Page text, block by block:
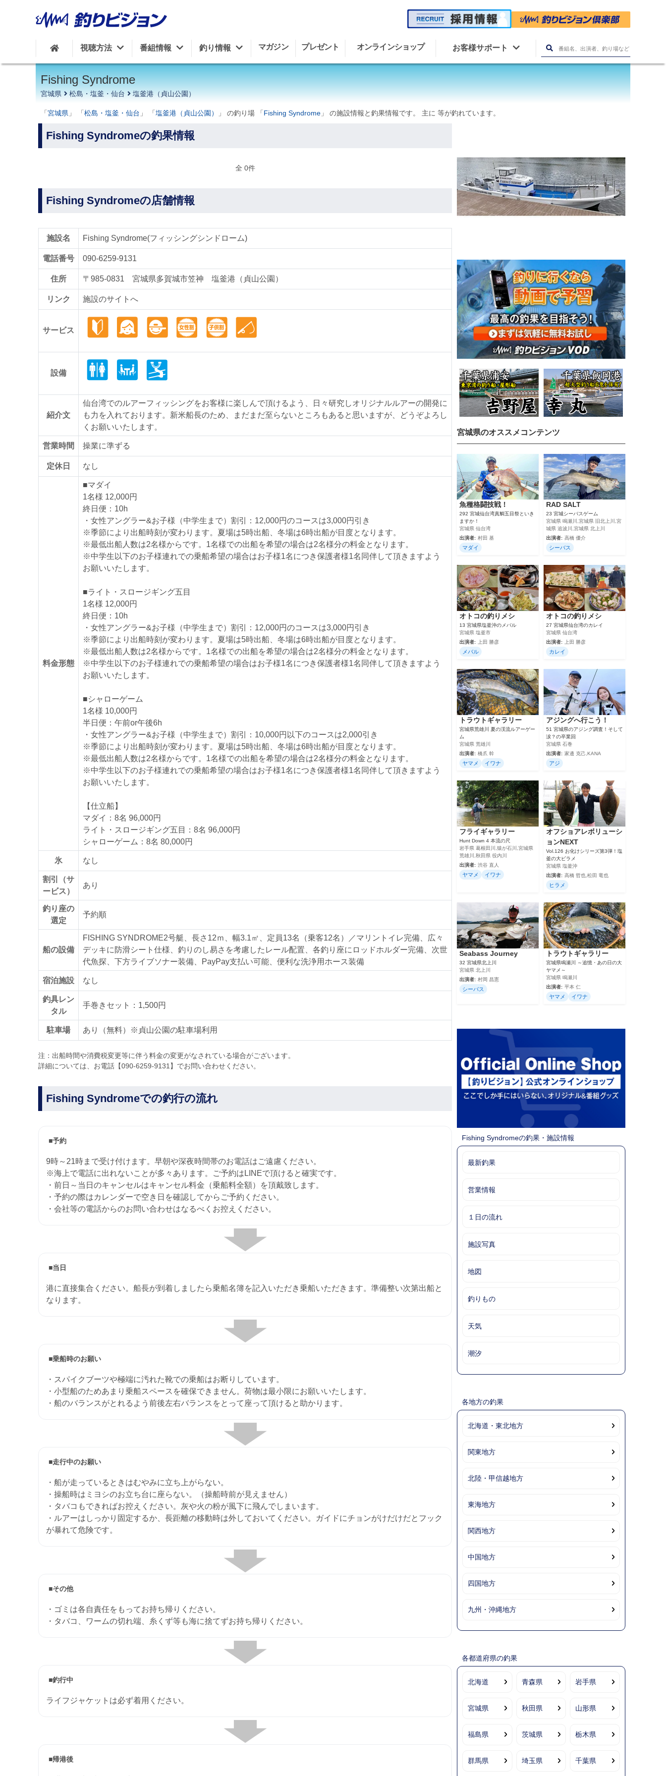
視聴方法 番組情報 釣り情報 マガジン プレゼント オンラインショップ お客様サポート
Fishing Syndrome
宮城県 松島・塩釜・仙台 塩釜港（貞山公園）
「 宮城県 」 「 松島・塩釜・仙台 」 「 塩釜港（貞山公園） 」 の釣り場 「 Fishing Syndrome 」 の施設情報と釣果情報です。 主に 等が釣れています。
Fishing Syndromeの釣果情報
全 0件
Fishing Syndromeの店舗情報
施設名 Fishing Syndrome(フィッシングシンドローム)
電話番号 090-6259-9131
住所 〒985-0831 宮城県多賀城市笠神 塩釜港（貞山公園）
リンク 施設のサイトへ
サービス
設備
紹介文
仙台湾でのルアーフィッシングをお客様に楽しんで頂けるよう、日々研究しオリジナルルアーの開発に
も力を入れております。新米船長のため、まだまだ至らないところもあると思いますが、どうぞよろし
くお願いいたします。
営業時間 操業に準ずる
定休日 なし
料金形態
■マダイ
1名様 12,000円
終日便：10h
・女性アングラー&お子様（中学生まで）割引：12,000円のコースは3,000円引き
※季節により出船時刻が変わります。夏場は5時出船、冬場は6時出船が目度となります。
※最低出船人数は2名様からです。1名様での出船を希望の場合は2名様分の料金となります。
※中学生以下のお子様連れでの乗船希望の場合はお子様1名につき保護者様1名同伴して頂きますよう
お願いいたします。
■ライト・スロージギング五目
1名様 12,000円
終日便：10h
・女性アングラー&お子様（中学生まで）割引：12,000円のコースは3,000円引き
※季節により出船時刻が変わります。夏場は5時出船、冬場は6時出船が目度となります。
※最低出船人数は2名様からです。1名様での出船を希望の場合は2名様分の料金となります。
※中学生以下のお子様連れでの乗船希望の場合はお子様1名につき保護者様1名同伴して頂きますよう
お願いいたします。
■シャローゲーム
1名様 10,000円
半日便：午前or午後6h
・女性アングラー&お子様（中学生まで）割引：10,000円以下のコースは2,000引き
※季節により出船時刻が変わります。夏場は5時出船、冬場は6時出船が目度となります。
※最低出船人数は2名様からです。1名様での出船を希望の場合は2名様分の料金となります。
※中学生以下のお子様連れでの乗船希望の場合はお子様1名につき保護者様1名同伴して頂きますよう
お願いいたします。
【仕立船】
マダイ：8名 96,000円
ライト・スロージギング五目：8名 96,000円
シャローゲーム：8名 80,000円
氷 なし
割引（サ
ービス）
あり
釣り座の
選定
予約順
船の設備
FISHING SYNDROME2号艇、長さ12ｍ、幅3.1㎡、定員13名（乗客12名）／マリントイレ完備、広々
デッキに防滑シート仕様、釣りのし易さを考慮したレール配置、各釣り座にロッドホルダー完備、次世
代魚探、下方ライブソナー装備、PayPay支払い可能、便利な洗浄用ホース装備
宿泊施設 なし
釣具レン
タル
手巻きセット：1,500円
駐車場 あり（無料）※貞山公園の駐車場利用
注：出船時間や消費税変更等に伴う料金の変更がなされている場合がございます。
詳細については、お電話【090-6259-9131】でお問い合わせください。
Fishing Syndromeでの釣行の流れ
■予約
9時～21時まで受け付けます。早朝や深夜時間帯のお電話はご遠慮ください。
※海上で電話に出れないことが多々あります。ご予約はLINEで頂けると確実です。
・前日～当日のキャンセルはキャンセル料金（乗船料全額）を頂戴致します。
・予約の際はカレンダーで空き日を確認してからご予約ください。
・会社等の電話からのお問い合わせはなるべくお控えください。
■当日
港に直接集合ください。船長が到着しましたら乗船名簿を記入いただき乗船いただきます。準備整い次第出船と
なります。
■乗船時のお願い
・スパイクブーツや極端に汚れた靴での乗船はお断りしています。
・小型船のためあまり乗船スペースを確保できません。荷物は最小限にお願いいたします。
・船のバランスがとれるよう前後左右バランスをとって座って頂けると助かります。
■走行中のお願い
・船が走っているときはむやみに立ち上がらない。
・操船時はミヨシのお立ち台に座らない。（操船時前が見えません）
・タバコもできればお控えください。灰や火の粉が風下に飛んでしまいます。
・ルアーはしっかり固定するか、長距離の移動時は外しておいてください。ガイドにチョンがけだけだとフック
が暴れて危険です。
■その他
・ゴミは各自責任をもってお持ち帰りください。
・タバコ、ワームの切れ端、糸くず等も海に捨てずお持ち帰りください。
■釣行中
ライフジャケットは必ず着用ください。
■帰港後
宮城県のオススメコンテンツ
魚種格闘技戦！
292 宮城仙台湾真鯛五目祭といき
ますか！
宮城県 仙台湾
出演者: 村田 基
マダイ
RAD SALT
23 宮城シーバスゲーム
宮城県 鳴瀬川,宮城県 旧北上川,宮
城県 追波川,宮城県 北上川
出演者: 高橋 優介
シーバス
オトコの釣りメシ
13 宮城県塩釜沖のメバル
宮城県 塩釜市
出演者:
上田 勝彦
メバル
オトコの釣りメシ
27 宮城県仙台湾のカレイ
宮城県 仙台湾
出演者:
上田 勝彦
カレイ
トラウトギャラリー
宮城県荒雄川 夏の渓流ルアーゲー
ム
宮城県 荒雄川
出演者: 橋爪 幹
ヤマメ イワナ
アジングへ行こう！
51 宮城県のアジング調査！そして
涙？の卒業回
宮城県 石巻
出演者: 家邊 克己,KANA
アジ
フライギャラリー
Hunt Down 4 本流の尺
岩手県 葛根田川,猿が石川,宮城県
荒雄川,秋田県 役内川
出演者: 渋谷 直人
ヤマメ イワナ
オフショアレボリューシ
ョンNEXT
Vol.126 お化けシリーズ第3弾！塩
釜の大ビラメ
宮城県 塩釜沖
出演者: 高橋 哲也,松田 竜也
ヒラメ
Seabass Journey
32 宮城県北上川
宮城県 北上川
出演者: 村岡 昌憲
シーバス
トラウトギャラリー
宮城県鳴瀬川 ～追憶・あの日の大
ヤマメ～
宮城県 鳴瀬川
出演者: 平本 仁
ヤマメ イワナ
Fishing Syndromeの釣果・施設情報
最新釣果
営業情報
１日の流れ
施設写真
地図
釣りもの
天気
潮汐
各地方の釣果
北海道・東北地方
関東地方
北陸・甲信越地方
東海地方
関西地方
中国地方
四国地方
九州・沖縄地方
各都道府県の釣果
北海道 青森県 岩手県
宮城県 秋田県 山形県
福島県 茨城県 栃木県
群馬県 埼玉県 千葉県